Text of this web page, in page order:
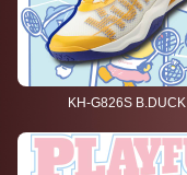
KH-G826S B.DUCK